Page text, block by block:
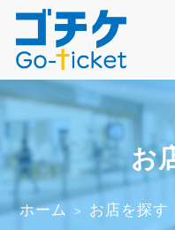
お
ホーム ＞ お店を探す